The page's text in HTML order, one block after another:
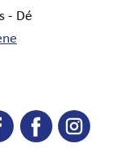
- Dé